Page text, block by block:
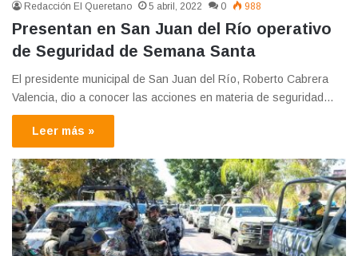
Redacción El Queretano 5 abril, 2022 0 988
Presentan en San Juan del Río operativo
de Seguridad de Semana Santa
El presidente municipal de San Juan del Río, Roberto Cabrera
Valencia, dio a conocer las acciones en materia de seguridad…
Leer más »